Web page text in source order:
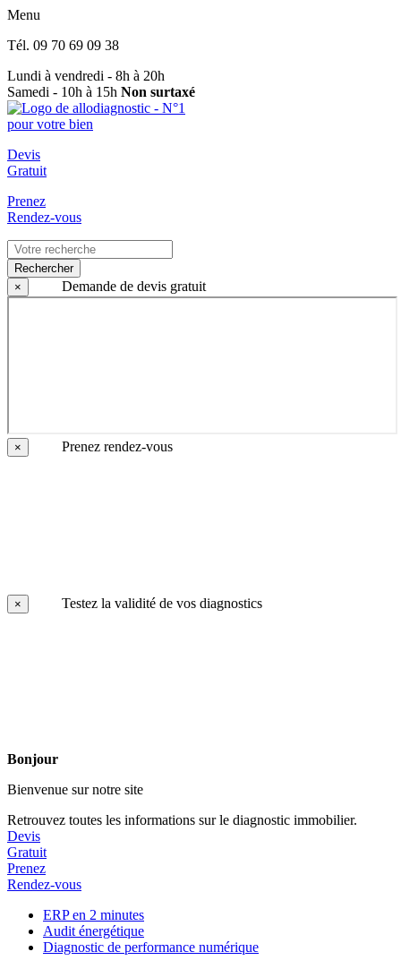
Menu
Tél. 09 70 69 09 38
Lundi à vendredi - 8h à 20h
Samedi - 10h à 15h Non surtaxé
Devis
Gratuit
Prenez
Rendez-vous
Rechercher
×
Demande de devis gratuit
× Prenez rendez-vous
× Testez la validité de vos diagnostics
Bonjour
Bienvenue sur notre site
Retrouvez toutes les informations sur le diagnostic immobilier.
Devis
Gratuit
Prenez
Rendez-vous
ERP en 2 minutes
Audit énergétique
Diagnostic de performance numérique